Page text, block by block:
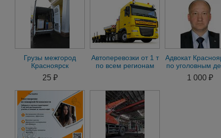
Грузы межгород
Красноярск
-Богучаны - Кодинск
25 ₽
Автоперевозки от 1 т
по всем регионам
Адвокат
по уголовным
- Коллегия
1 000 ₽